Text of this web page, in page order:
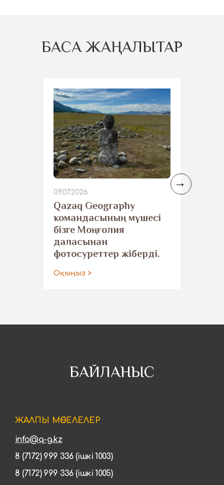
БАСҚА ЖАҢАЛЫҚТАР
09.07.2026
Qazaq Geography
командасының мүшесі
бізге Моңғолия
даласынан
фотосуреттер жіберді.
Оқыңыз >
БАЙЛАНЫС
ЖАЛПЫ МӘСЕЛЕЛЕР
info@q-g.kz
8 (7172) 999 336 (ішкі 1003)
8 (7172) 999 336 (ішкі 1005)